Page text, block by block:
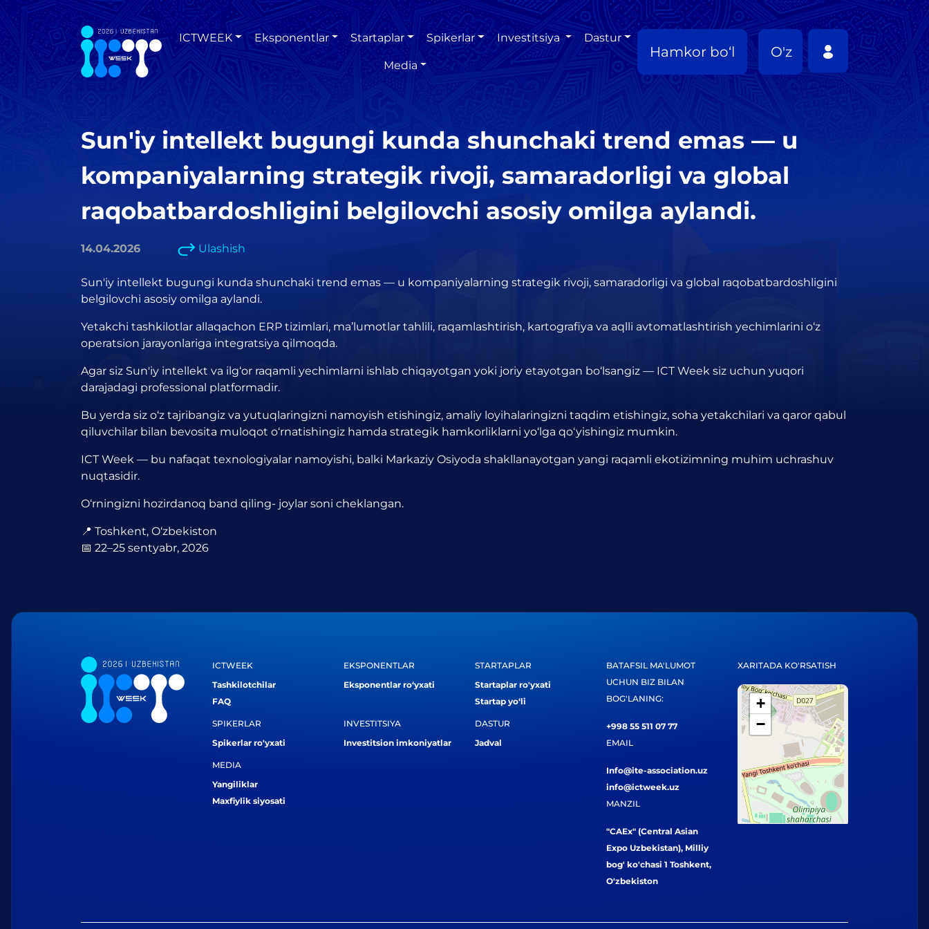
ICTWEEK Eksponentlar Startaplar Spikerlar Investitsiya Dastur
Media
Hamkor bo‘l O'z
Sun'iy intellekt bugungi kunda shunchaki trend emas — u
kompaniyalarning strategik rivoji, samaradorligi va global
raqobatbardoshligini belgilovchi asosiy omilga aylandi.
14.04.2026 Ulashish
Sun'iy intellekt bugungi kunda shunchaki trend emas — u kompaniyalarning strategik rivoji, samaradorligi va global raqobatbardoshligini
belgilovchi asosiy omilga aylandi.
Yetakchi tashkilotlar allaqachon ERP tizimlari, ma’lumotlar tahlili, raqamlashtirish, kartografiya va aqlli avtomatlashtirish yechimlarini o‘z
operatsion jarayonlariga integratsiya qilmoqda.
Agar siz Sun'iy intellekt va ilg‘or raqamli yechimlarni ishlab chiqayotgan yoki joriy etayotgan bo‘lsangiz — ICT Week siz uchun yuqori
darajadagi professional platformadir.
Bu yerda siz o‘z tajribangiz va yutuqlaringizni namoyish etishingiz, amaliy loyihalaringizni taqdim etishingiz, soha yetakchilari va qaror qabul
qiluvchilar bilan bevosita muloqot o‘rnatishingiz hamda strategik hamkorliklarni yo‘lga qo‘yishingiz mumkin.
ICT Week — bu nafaqat texnologiyalar namoyishi, balki Markaziy Osiyoda shakllanayotgan yangi raqamli ekotizimning muhim uchrashuv
nuqtasidir.
O‘rningizni hozirdanoq band qiling- joylar soni cheklangan.
📍 Toshkent, O‘zbekiston
📅 22–25 sentyabr, 2026
ICTWEEK
Tashkilotchilar
FAQ
EKSPONENTLAR
Eksponentlar ro‘yxati
STARTAPLAR
Startaplar ro'yxati
Startap yo‘li
SPIKERLAR
Spikerlar ro'yxati
INVESTITSIYA
Investitsion imkoniyatlar
DASTUR
Jadval
MEDIA
Yangiliklar
Maxfiylik siyosati
BATAFSIL MA'LUMOT
UCHUN BIZ BILAN
BOG'LANING:
+998 55 511 07 77
EMAIL
Info@ite-association.uz
info@ictweek.uz
MANZIL
"CAEx" (Central Asian
Expo Uzbekistan), Milliy
bog' ko'chasi 1 Toshkent,
O'zbekiston
XARITADA KO'RSATISH
+
−